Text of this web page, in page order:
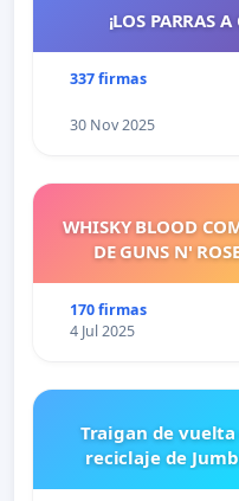
gineco-obstetra
derechos de las
personal de salud.
Manuel Arias Briceño,
casos de mujeres
Si eres víctima
de una situación
email:
¡LOS PARRAS
337 firmas
30 Nov 2025
WHISKY BLOOD
DE GUNS N'
170 firmas
4 Jul 2025
Traigan de
reciclaje de